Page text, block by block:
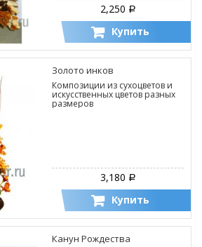
2,250 Р
Купить
Золото инков
Композиции из сухоцветов и
искусственных цветов разных
размеров
3,180 Р
Купить
Канун Рождества